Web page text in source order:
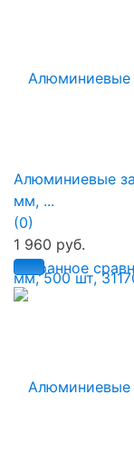
избранное
Алюминиевые
мм, ...
(0)
1 960 руб.